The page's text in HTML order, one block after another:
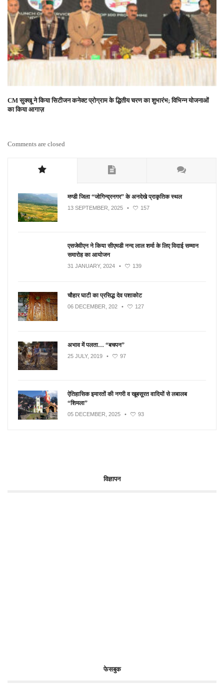
CM सुक्खू ने किया सिटीजन कनेक्ट प्रोग्राम के द्धितीय चरण का शुभारंभ; विभिन्न योजनाओं
का किया आगाज़
Comments are closed
मण्डी जिला “जोगिन्द्रनगर” के अनदेखे प्राकृतिक स्थल
13 SEPTEMBER, 2025 • 157
एसजेवीएन ने किया सीएमडी नन्‍द लाल शर्मा के लिए विदाई सम्मान
समारोह का आयोजन
31 JANUARY, 2024 • 139
चौहार घाटी का प्रसिद्ध देव पशाकोट
06 DECEMBER, 202 • 127
अभाव में पलता… “बचपन”
25 JULY, 2019 • 97
ऐतिहासिक इमारतों की नगरी व खूबसूरत वादियों से लबालब
“शिमला”
05 DECEMBER, 2025 • 93
विज्ञापन
फेसबुक